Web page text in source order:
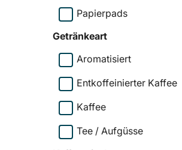
Maxtris
Papierpads
Getränkeart
Aromatisiert
Entkoffeinierter Kaffee
Kaffee
Tee / Aufgüsse